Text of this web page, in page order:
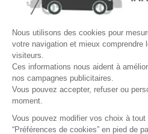
Nous utilisons des cookies pour
votre navigation et mieux comprendre
visiteurs.
Ces informations nous aident à
nos campagnes publicitaires.
Vous pouvez accepter, refuser ou
moment.
Vous pouvez modifier vos choix à
“Préférences de cookies” en pied de
Gérer mes cookies
Site protégé par reCAPTCHA.
LETTRE